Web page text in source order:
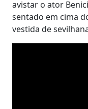
avistar o ator
sentado em cima
vestida de